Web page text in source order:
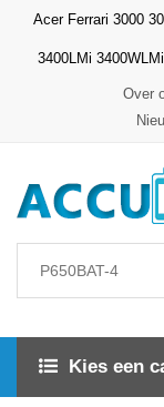
Acer Ferrari 3000
3400LMi
Over
Kies een